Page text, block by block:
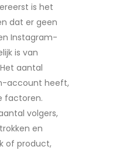
is het
dat er geen
Instagram-
is van
aantal
account heeft,
factoren.
volgers,
en
of product,